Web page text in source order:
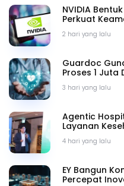
2 hari yang lalu
NVIDIA
Perkuat
3 hari yang lalu
Guardoc
Proses 1 Juta
4 hari yang lalu
Agentic
Layanan
EY Bangun
Percepat